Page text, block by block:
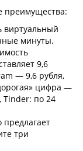
преимущества:
виртуальный
минуты.
9,6
— 9,6 рубля,
цифра —
Tinder: по 24
предлагает
три